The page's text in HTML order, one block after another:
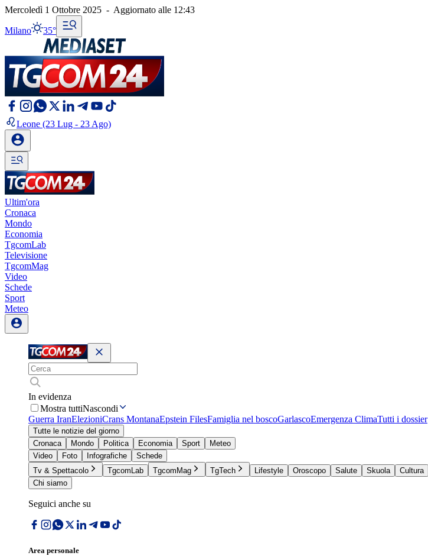
Mercoledì 1 Ottobre 2025 - Aggiornato alle 12:43
Milano 35°
Leone (23 Lug - 23 Ago)
Ultim'ora
Cronaca
Mondo
Economia
TgcomLab
Televisione
TgcomMag
Video
Schede
Sport
Meteo
In evidenza
Mostra tuttiNascondi
Guerra IranElezioniCrans MontanaEpstein FilesFamiglia nel boscoGarlascoEmergenza ClimaTutti i dossier
Tutte le notizie del giorno
Cronaca
Mondo Politica Economia Sport
Meteo
Video
Foto Infografiche
Schede
Tv & Spettacolo
TgcomLab TgcomMag TgTech Lifestyle Oroscopo Salute Skuola Cultura
Chi siamo
Seguici anche su
Area personale